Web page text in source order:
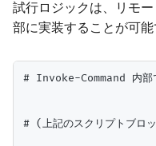
試行ロジックは、リモ
部に実装することが可能
# Invoke-Command 内部
# (上記のスクリプトブロ